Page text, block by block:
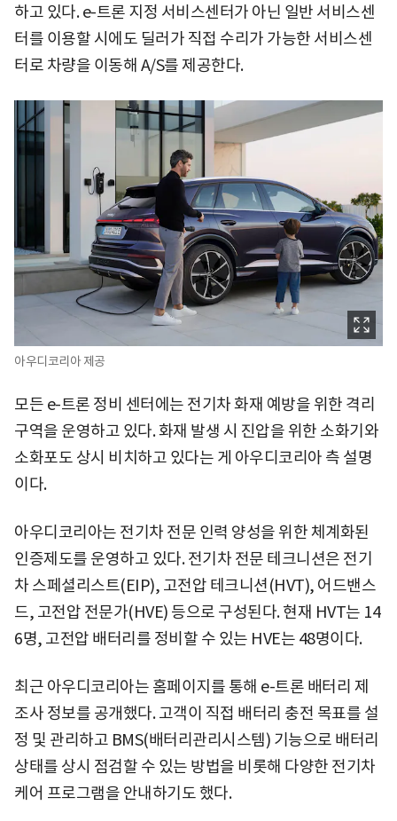
하고 있다. e-트론 지정 서비스센터가 아닌 일반 서비스센
터를 이용할 시에도 딜러가 직접 수리가 가능한 서비스센
터로 차량을 이동해 A/S를 제공한다.
아우디코리아 제공
모든 e-트론 정비 센터에는 전기차 화재 예방을 위한 격리
구역을 운영하고 있다. 화재 발생 시 진압을 위한 소화기와
소화포도 상시 비치하고 있다는 게 아우디코리아 측 설명
이다.
아우디코리아는 전기차 전문 인력 양성을 위한 체계화된
인증제도를 운영하고 있다. 전기차 전문 테크니션은 전기
차 스페셜리스트(EIP), 고전압 테크니션(HVT), 어드밴스
드, 고전압 전문가(HVE) 등으로 구성된다. 현재 HVT는 14
6명, 고전압 배터리를 정비할 수 있는 HVE는 48명이다.
최근 아우디코리아는 홈페이지를 통해 e-트론 배터리 제
조사 정보를 공개했다. 고객이 직접 배터리 충전 목표를 설
정 및 관리하고 BMS(배터리관리시스템) 기능으로 배터리
상태를 상시 점검할 수 있는 방법을 비롯해 다양한 전기차
케어 프로그램을 안내하기도 했다.